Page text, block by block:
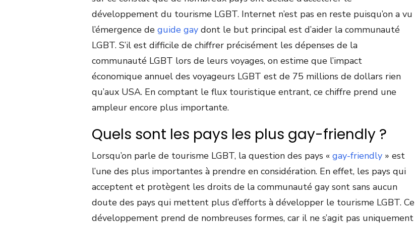
développement du tourisme LGBT. Internet n’est pas en reste puisqu’on a vu
l’émergence de guide gay dont le but principal est d’aider la communauté
LGBT. S’il est difficile de chiffrer précisément les dépenses de la
communauté LGBT lors de leurs voyages, on estime que l’impact
économique annuel des voyageurs LGBT est de 75 millions de dollars rien
qu’aux USA. En comptant le flux touristique entrant, ce chiffre prend une
ampleur encore plus importante.
Quels sont les pays les plus gay-friendly ?
Lorsqu’on parle de tourisme LGBT, la question des pays « gay-friendly » est
l’une des plus importantes à prendre en considération. En effet, les pays qui
acceptent et protègent les droits de la communauté gay sont sans aucun
doute des pays qui mettent plus d’efforts à développer le tourisme LGBT. Ce
développement prend de nombreuses formes, car il ne s’agit pas uniquement